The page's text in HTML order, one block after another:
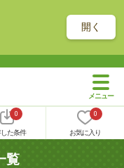
開く
0
た条件
0
お気に入り
覧